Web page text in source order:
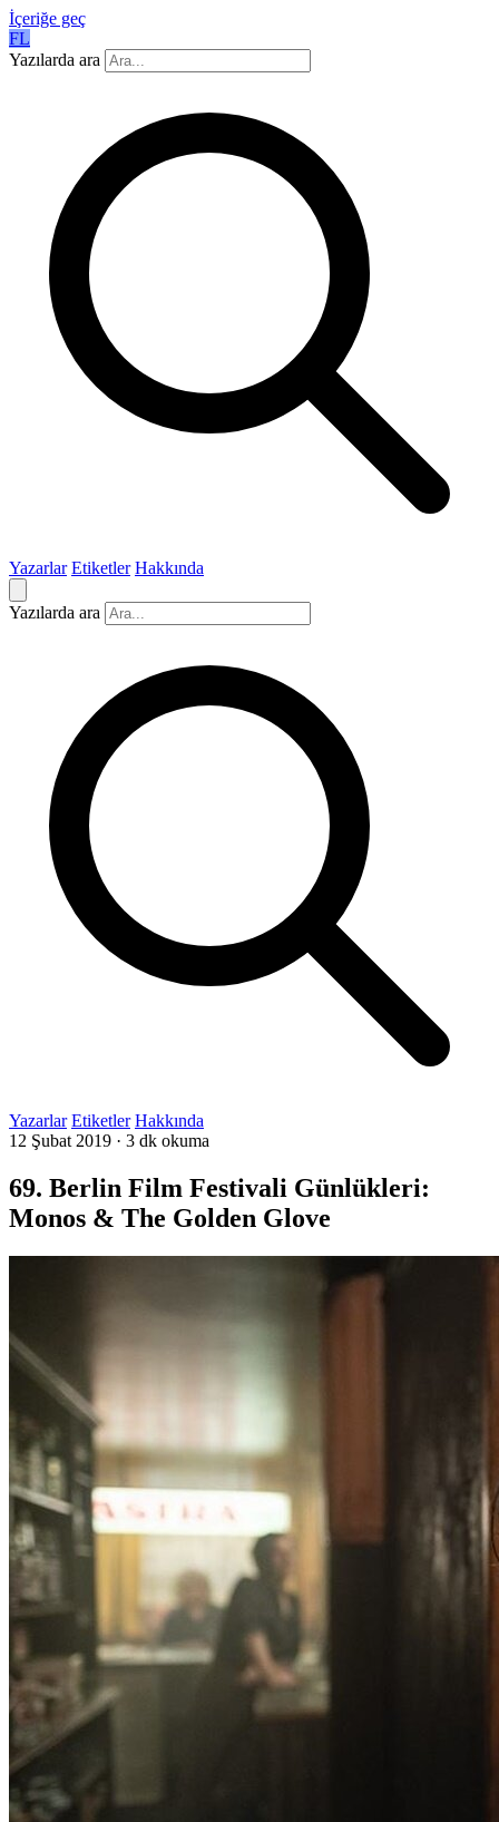
İçeriğe geç
FL
Yazılarda ara
Yazarlar Etiketler Hakkında
Yazılarda ara
Yazarlar Etiketler Hakkında
12 Şubat 2019 · 3 dk okuma
69. Berlin Film Festivali Günlükleri:
Monos & The Golden Glove